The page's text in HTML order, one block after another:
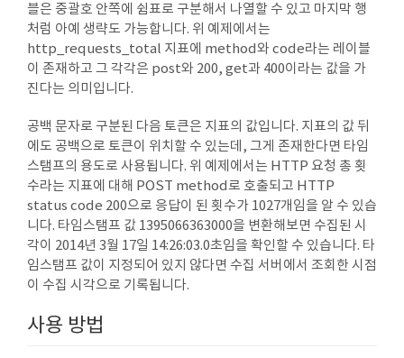
블은 중괄호 안쪽에 쉼표로 구분해서 나열할 수 있고 마지막 행
처럼 아예 생략도 가능합니다. 위 예제에서는
http_requests_total 지표에 method와 code라는 레이블
이 존재하고 그 각각은 post와 200, get과 400이라는 값을 가
진다는 의미입니다.
공백 문자로 구분된 다음 토큰은 지표의 값입니다. 지표의 값 뒤
에도 공백으로 토큰이 위치할 수 있는데, 그게 존재한다면 타임
스탬프의 용도로 사용됩니다. 위 예제에서는 HTTP 요청 총 횟
수라는 지표에 대해 POST method로 호출되고 HTTP
status code 200으로 응답이 된 횟수가 1027개임을 알 수 있습
니다. 타임스탬프 값 1395066363000을 변환해보면 수집된 시
각이 2014년 3월 17일 14:26:03.0초임을 확인할 수 있습니다. 타
임스탬프 값이 지정되어 있지 않다면 수집 서버에서 조회한 시점
이 수집 시각으로 기록됩니다.
사용 방법